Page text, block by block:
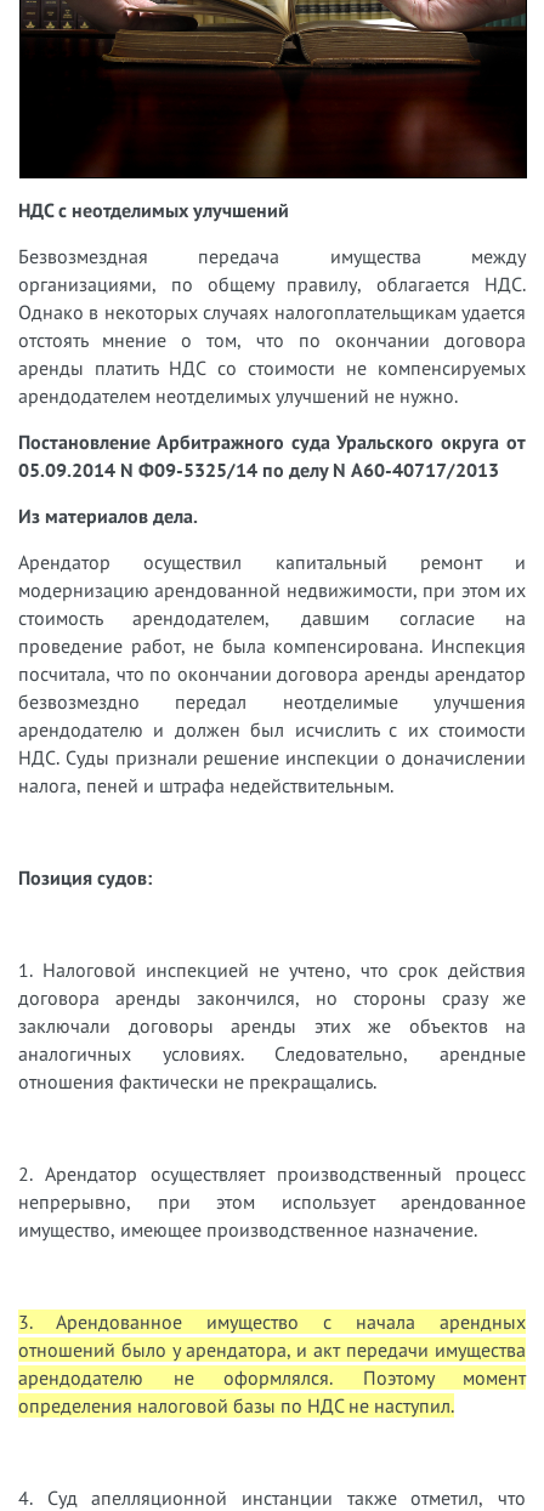
НДС с неотделимых улучшений
Безвозмездная передача имущества между
организациями, по общему правилу, облагается НДС.
Однако в некоторых случаях налогоплательщикам удается
отстоять мнение о том, что по окончании договора
аренды платить НДС со стоимости не компенсируемых
арендодателем неотделимых улучшений не нужно.
Постановление Арбитражного суда Уральского округа от
05.09.2014 N Ф09-5325/14 по делу N А60-40717/2013
Из материалов дела.
Арендатор осуществил капитальный ремонт и
модернизацию арендованной недвижимости, при этом их
стоимость арендодателем, давшим согласие на
проведение работ, не была компенсирована. Инспекция
посчитала, что по окончании договора аренды арендатор
безвозмездно передал неотделимые улучшения
арендодателю и должен был исчислить с их стоимости
НДС. Суды признали решение инспекции о доначислении
налога, пеней и штрафа недействительным.
Позиция судов:
1. Налоговой инспекцией не учтено, что срок действия
договора аренды закончился, но стороны сразу же
заключали договоры аренды этих же объектов на
аналогичных условиях. Следовательно, арендные
отношения фактически не прекращались.
2. Арендатор осуществляет производственный процесс
непрерывно, при этом использует арендованное
имущество, имеющее производственное назначение.
3. Арендованное имущество с начала арендных
отношений было у арендатора, и акт передачи имущества
арендодателю не оформлялся. Поэтому момент
определения налоговой базы по НДС не наступил.
4. Суд апелляционной инстанции также отметил, что